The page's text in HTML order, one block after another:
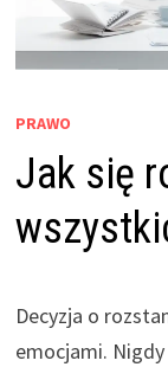
PRAWO
Jak się
Decyzja o
emocjami.